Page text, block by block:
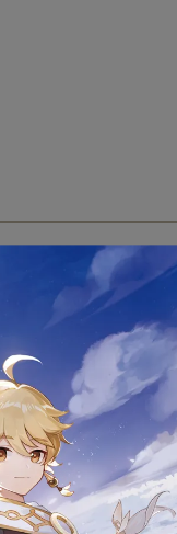
美小汽車
車組 三入
/烤肉串